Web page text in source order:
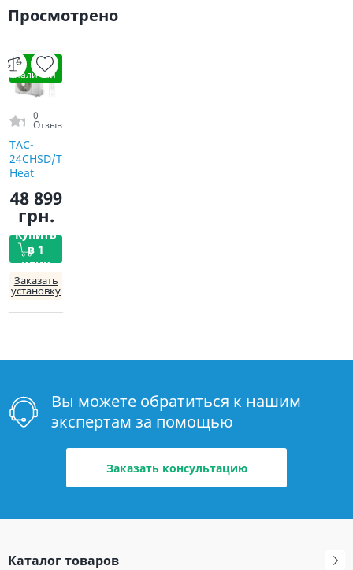
Просмотрено
В
наличии
0
Отзыв
TAC-
24CHSD/TPG31I3AHB
Heat
Inverter
R32 WI-FI
48 899
грн.
Купить
в 1
клик
Заказать
установку
Вы можете обратиться к нашим
экспертам за помощью
Заказать консультацию
Каталог товаров